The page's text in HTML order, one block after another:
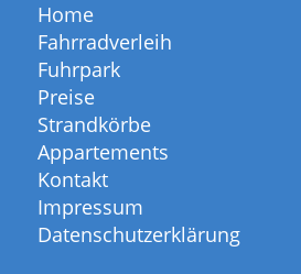
Home
Fahrradverleih
Fuhrpark
Preise
Strandkörbe
Appartements
Kontakt
Impressum
Datenschutzerklärung